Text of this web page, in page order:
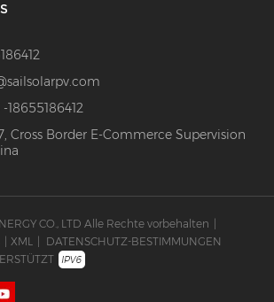
18655186412
Cross Border E-Commerce Supervision
CO., LTD Alle Rechte vorbehalten |
| XML | DATENSCHUTZ-BESTIMMUNGEN